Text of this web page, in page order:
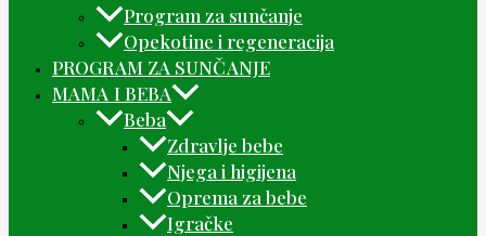
Program za sunčanje
Opekotine i regeneracija
PROGRAM ZA SUNČANJE
MAMA I BEBA
Beba
Zdravlje bebe
Njega i higijena
Oprema za bebe
Igračke